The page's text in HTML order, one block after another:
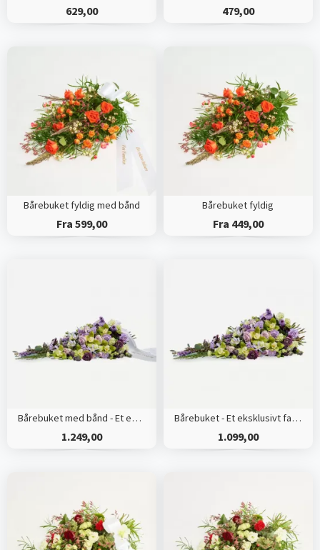
629,00 479,00
Bårebuket fyldig med bånd
Fra 599,00
Bårebuket fyldig
Fra 449,00
Bårebuket med bånd - Et eksklusivt farvel
1.249,00
Bårebuket - Et eksklusivt farvel
1.099,00